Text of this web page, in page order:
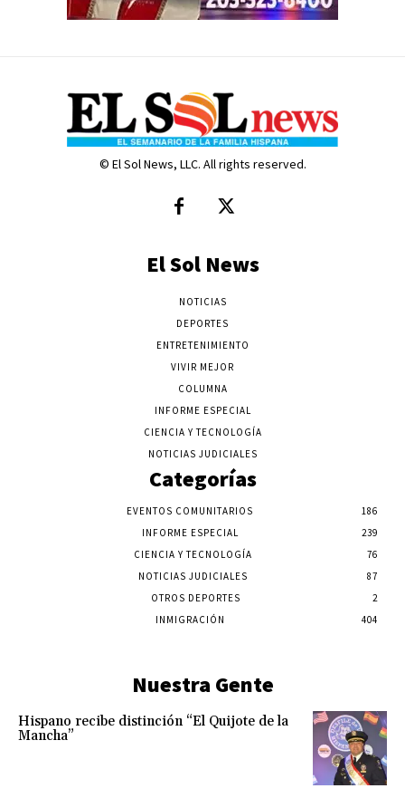
© El Sol News, LLC. All rights reserved.
El Sol News
NOTICIAS
DEPORTES
ENTRETENIMIENTO
VIVIR MEJOR
COLUMNA
INFORME ESPECIAL
CIENCIA Y TECNOLOGÍA
NOTICIAS JUDICIALES
Categorías
EVENTOS COMUNITARIOS
186
INFORME ESPECIAL
239
CIENCIA Y TECNOLOGÍA
76
NOTICIAS JUDICIALES
87
OTROS DEPORTES
2
INMIGRACIÓN
404
Nuestra Gente
Hispano recibe distinción “El Quijote de la
Mancha”